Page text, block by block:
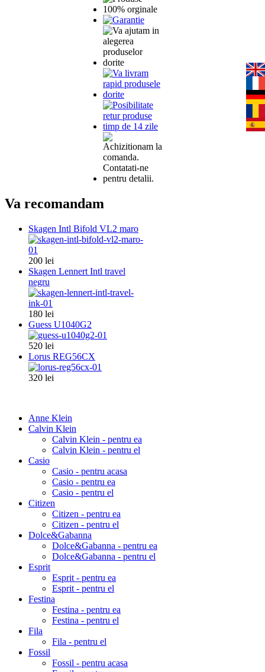
Va recomandam
Skagen Intl Bifold VL2 maro
200 lei
Skagen Lennert Intl travel
negru
180 lei
Guess U1040G2
520 lei
Lorus REG56CX
320 lei
Anne Klein
Calvin Klein
Calvin Klein - pentru ea
Calvin Klein - pentru el
Casio
Casio - pentru acasa
Casio - pentru ea
Casio - pentru el
Citizen
Citizen - pentru ea
Citizen - pentru el
Dolce&Gabanna
Dolce&Gabanna - pentru ea
Dolce&Gabanna - pentru el
Esprit
Esprit - pentru ea
Esprit - pentru el
Festina
Festina - pentru ea
Festina - pentru el
Fila
Fila - pentru el
Fossil
Fossil - pentru acasa